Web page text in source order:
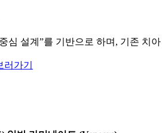
심 설계”를 기반으로 하며, 기존 치
가기